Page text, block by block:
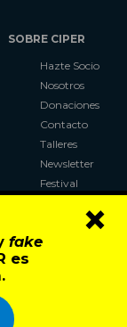
fake
es
×
SOBRE CIPER
Hazte Socio
Nosotros
Donaciones
Contacto
Talleres
Newsletter
Festival